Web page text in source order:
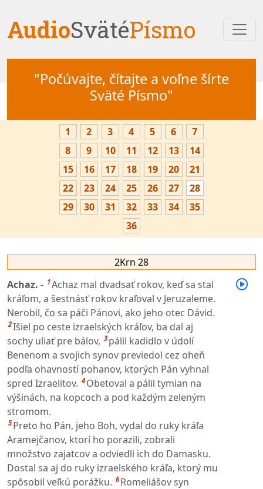
AudioSvätéPísmo
"Počúvajte, čítajte a voľne šírte
Sväté Písmo"
1 2 3 4 5 6
7
8
9 10 11 12 13
14
15
16 17 18 19 20
21
22
23 24 25 26 27
28
29
30 31 32 33 34
35
36
2Krn 28
Achaz. - 1Achaz mal dvadsať rokov, keď sa stal
kráľom, a šestnásť rokov kraľoval v Jeruzaleme.
Nerobil, čo sa páči Pánovi, ako jeho otec Dávid.
2Išiel po ceste izraelských kráľov, ba dal aj
sochy uliať pre bálov, 3 pálil kadidlo v údolí
Benenom a svojich synov previedol cez oheň
podľa ohavností pohanov, ktorých Pán vyhnal
spred Izraelitov. 4 Obetoval a pálil tymian na
výšinách, na kopcoch a pod každým zeleným
stromom.
5 Preto ho Pán, jeho Boh, vydal do ruky kráľa
Aramejčanov, ktorí ho porazili, zobrali
množstvo zajatcov a odviedli ich do Damasku.
Dostal sa aj do ruky izraelského kráľa, ktorý mu
spôsobil veľkú porážku. 6 Romeliášov syn